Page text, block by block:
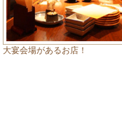
大宴会場があるお店！